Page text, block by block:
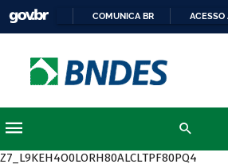
COMUNICA BR ACESSO
Z7_L9KEH4O0LORH80ALCLTPF80PQ4